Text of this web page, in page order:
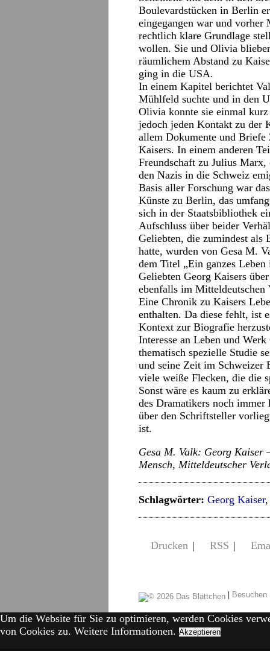
Boulevardstücken in Berlin
eingegangen war und
rechtlich klare Grundlage
wollen. Sie und Olivia
räumlichem Abstand zu
ging in die USA.
In einem Kapitel berichtet
Mühlfeld suchte und in den
Olivia konnte sie einmal
jedoch jeden Kontakt zu der
allem Dokumente und Briefe
Kaisers. In einem anderen
Freundschaft zu Julius
den Nazis in die Schweiz
Basis aller Forschung war
Künste zu Berlin, das
sich in der Staatsbibliothek
Aufschluss über beider
Geliebten, die zumindest als
hatte, wurden von Gesa M.
dem Titel „Ein ganzes
Geliebten Georg Kaisers
ebenfalls im
Eine Chronik zu Kaisers
enthalten. Da diese fehlt, ist
Kontext zur Biografie
Interesse an Leben und
thematisch spezielle Studie
und seine Zeit im Schweizer
viele weiße Flecken, die die
Sonst wäre es kaum zu
des Dramatikers noch immer
über den Schriftsteller
ist.
Gesa M. Valk: Georg Kaiser
Mensch, Mitteldeutscher
Schlagwörter: Georg Kaiser
Drucken | RSS |
|
Um die Website für Sie zu optimieren, werden Cookies
von Cookies zu. Weitere Informationen. Akzeptieren